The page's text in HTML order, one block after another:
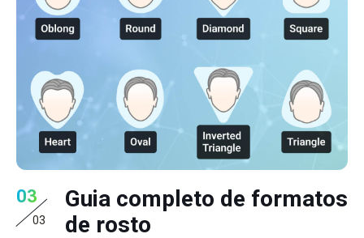
03
03
Guia completo de formatos
de rosto